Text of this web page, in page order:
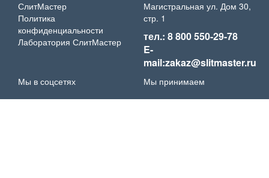
СлитМастер
Политика
конфиденциальности
Лаборатория СлитМастер
Магистральная ул. Дом 30,
стр. 1
тел.: 8 800 550-29-78
E-
mail:zakaz@slitmaster.ru
Мы в соцсетях Мы принимаем